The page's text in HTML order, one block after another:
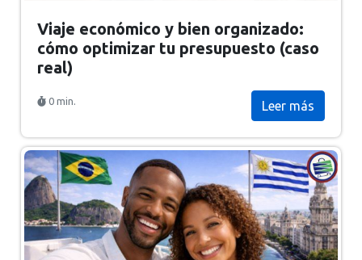
Viaje económico y bien organizado:
cómo optimizar tu presupuesto (caso
real)
0 min. Leer más